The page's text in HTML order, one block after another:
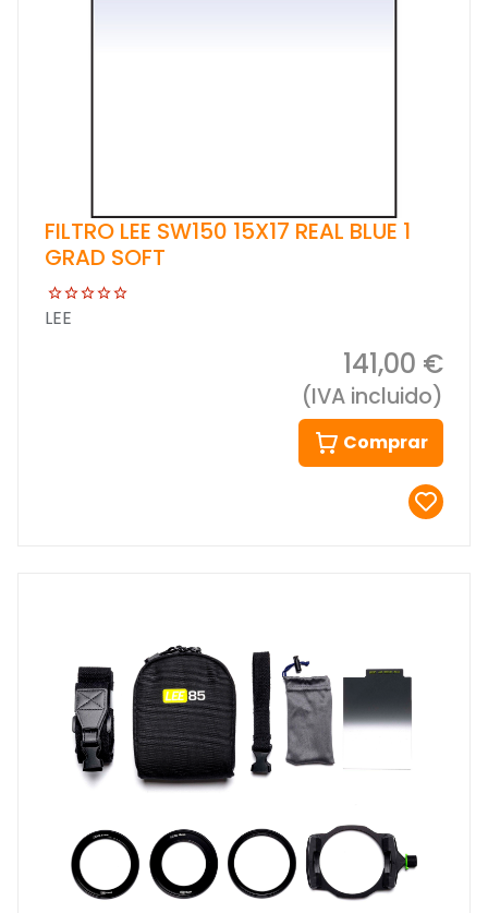
FILTRO LEE SW150 15X17 REAL BLUE 1
GRAD SOFT
LEE
141,00 €
(IVA incluido)
Comprar